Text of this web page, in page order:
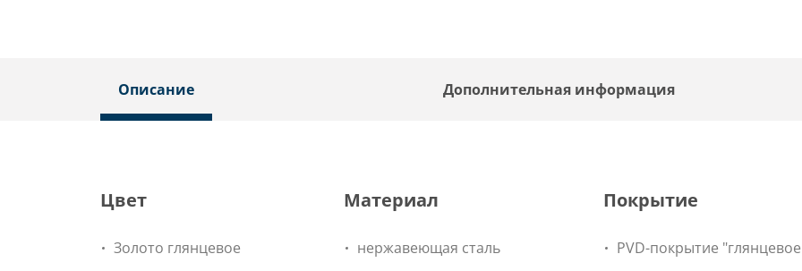
Описание Дополнительная информация
Цвет
Золото глянцевое
Материал
нержавеющая сталь
Покрытие
PVD-покрытие